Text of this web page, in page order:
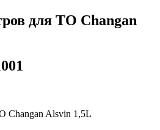
для ТО Changan
Changan Alsvin 1,5L